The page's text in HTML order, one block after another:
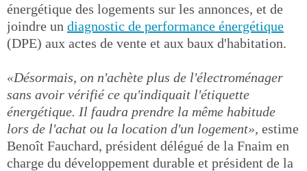
énergétique des logements sur les annonces, et de
joindre un diagnostic de performance énergétique
(DPE) aux actes de vente et aux baux d'habitation.
«Désormais, on n'achète plus de l'électroménager
sans avoir vérifié ce qu'indiquait l'étiquette
énergétique. Il faudra prendre la même habitude
lors de l'achat ou la location d'un logement», estime
Benoît Fauchard, président délégué de la Fnaim en
charge du développement durable et président de la